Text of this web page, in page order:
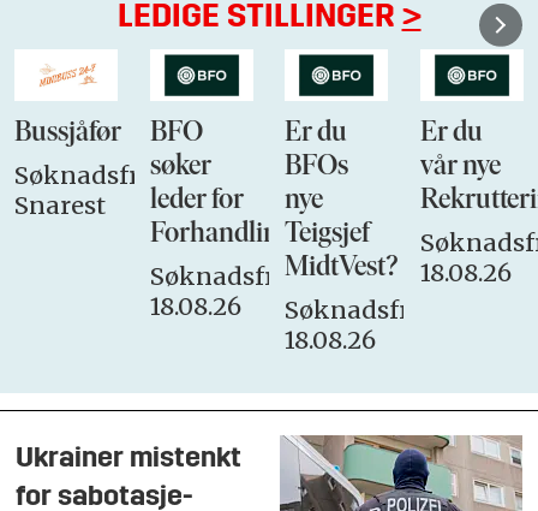
LEDIGE STILLINGER >
Bussjåfør
Søknadsfrist:
Snarest
BFO
søker
leder for
Forhandlingsutvalget
Søknadsfrist:
18.08.26
Er du
BFOs
nye
Teigsjef
MidtVest?
Søknadsfrist:
18.08.26
Er du
vår nye
18.08.26
Ukrainer mistenkt
for sabotasje-